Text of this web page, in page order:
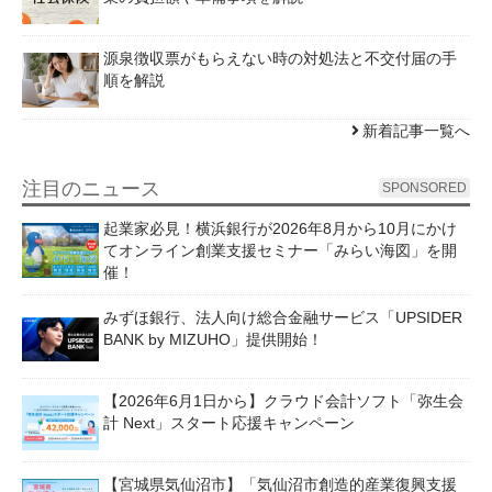
源泉徴収票がもらえない時の対処法と不交付届の手
順を解説
新着記事一覧へ
注目のニュース SPONSORED
起業家必見！横浜銀行が2026年8月から10月にかけ
てオンライン創業支援セミナー「みらい海図」を開
催！
みずほ銀行、法人向け総合金融サービス「UPSIDER
BANK by MIZUHO」提供開始！
【2026年6月1日から】クラウド会計ソフト「弥生会
計 Next」スタート応援キャンペーン
【宮城県気仙沼市】「気仙沼市創造的産業復興支援